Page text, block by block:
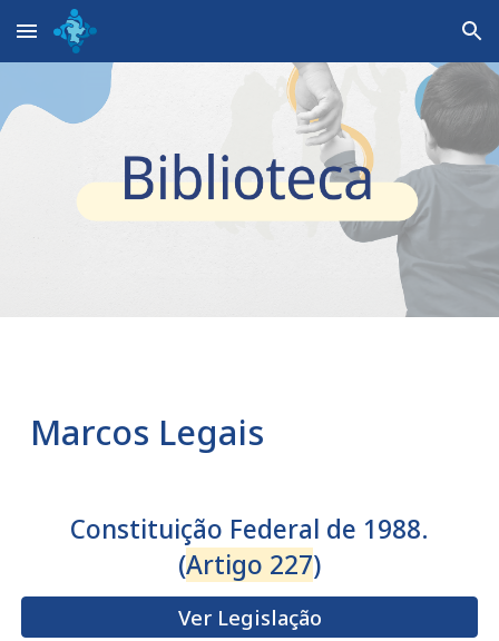
Skip to main content Skip to navigation
Marcos Legais
Constituição Federal de 1988.
(Artigo 227)
Ver Legislação